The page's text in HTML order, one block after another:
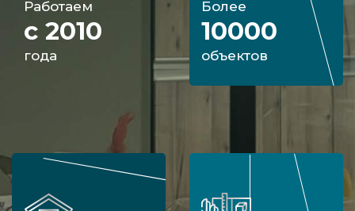
Работаем
с 2010
года
Более
10000
объектов